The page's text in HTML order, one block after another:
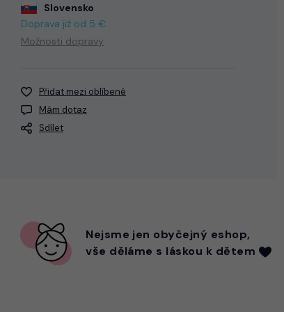
Slovensko
Doprava již od 5 €
Možnosti dopravy
Přidat mezi oblíbené
Mám dotaz
Sdílet
Nejsme jen obyčejný eshop,
vše děláme s láskou k dětem